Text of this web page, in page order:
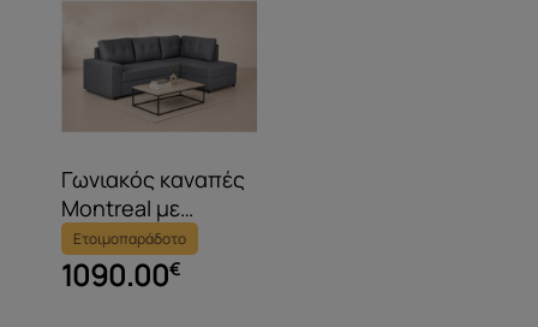
Γωνιακός καναπές
Montreal με
αποθηκευτικό
χώρο & κρεβάτι
Ετοιμοπαράδοτο
1090.00€